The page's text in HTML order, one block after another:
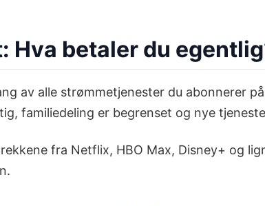
Hva betaler du
av alle strømmetjenester du abonnerer
familiedeling er begrenset og nye
fra Netflix, HBO Max, Disney+ og